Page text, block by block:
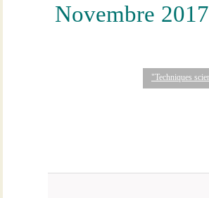
Novembre 2017